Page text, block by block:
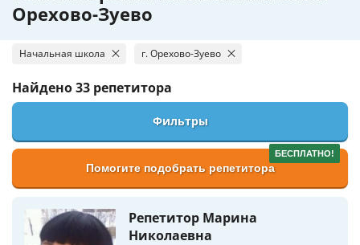
Орехово-Зуево
Начальная школа г. Орехово-Зуево
Найдено33 репетитора
Фильтры
БЕСПЛАТНО!
Помогите подобрать репетитора
Репетитор Марина
Николаевна